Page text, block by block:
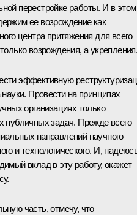
перестройке работы. И в этом
ее возрождение как
центра притяжения для всего
возрождения, а
эффективную
науки. Провести на принципах
организациях только
публичных задач. Прежде всего
направлений научного
и технологического. И,
вклад в эту работу, окажет
часть, отмечу, что